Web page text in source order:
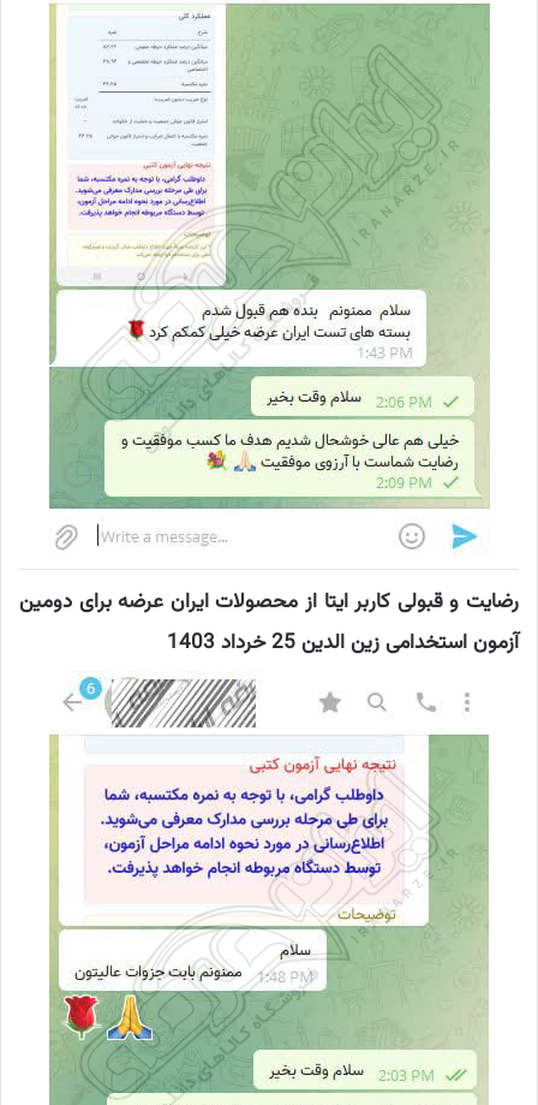
رضایت و قبولی کاربر ایتا از محصولات ایران عرضه برای دومین
آزمون استخدامی زین الدین 25 خرداد 1403